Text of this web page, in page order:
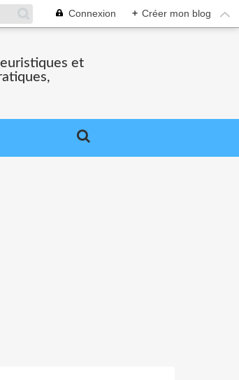
Connexion + Créer mon blog
et